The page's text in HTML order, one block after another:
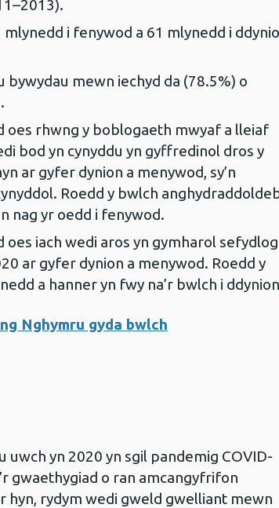
mlynedd i fenywod a 61 mlynedd i
bywydau mewn iechyd da (78.5%) o
oes rhwng y boblogaeth mwyaf a lleiaf
bod yn cynyddu yn gyffredinol dros y
ar gyfer dynion a menywod, sy’n
Roedd y bwlch
nag yr oedd i fenywod.
oes iach wedi aros yn gymharol sefydlog
ar gyfer dynion a menywod. Roedd y
a hanner yn fwy na’r bwlch i
Nghymru gyda bwlch
uwch yn 2020 yn sgil pandemig COVID-
gwaethygiad o ran amcangyfrifon
hyn, rydym wedi gweld gwelliant mewn